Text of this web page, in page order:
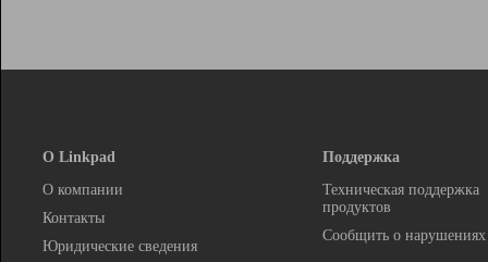
О Linkpad
О компании
Контакты
Юридические сведения
Поддержка
Техническая поддержка
продуктов
Сообщить о нарушениях